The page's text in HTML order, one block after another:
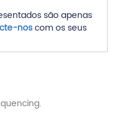
são apenas
noscom os seus